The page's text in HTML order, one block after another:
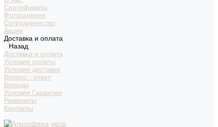
Сертификаты
Фотогалерея
Сотрудничество
Акции
Доставка и оплата
Назад
Доставка и оплата
Условия оплаты
Условия доставки
Вопрос - ответ
Бренды
Условия Гарантии
Реквизиты
Контакты